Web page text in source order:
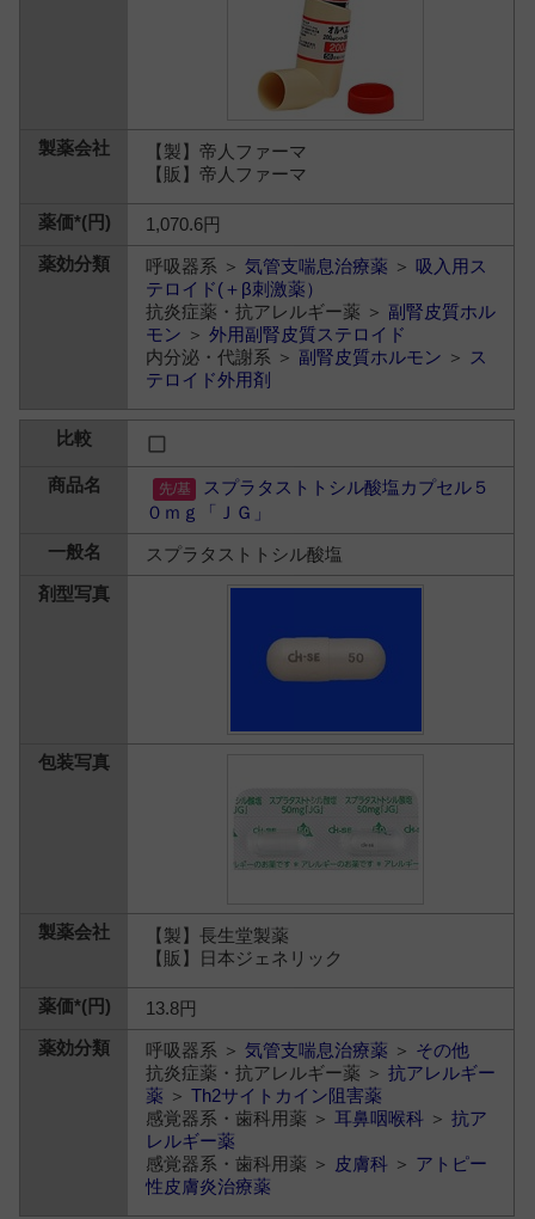
【製】帝人ファーマ
【販】帝人ファーマ
1,070.6円
呼吸器系 ＞気管支喘息治療薬 ＞吸入用ス
テロイド(＋β刺激薬）
抗炎症薬・抗アレルギー薬 ＞ 副腎皮質ホル
モン ＞外用副腎皮質ステロイド
内分泌・代謝系 ＞ 副腎皮質ホルモン ＞ ス
テロイド外用剤
スプラタストトシル酸塩カプセル５
０ｍｇ「ＪＧ」
スプラタストトシル酸塩
【製】長生堂製薬
【販】日本ジェネリック
13.8円
呼吸器系 ＞気管支喘息治療薬 ＞ その他
抗炎症薬・抗アレルギー薬 ＞抗アレルギー
薬 ＞Th2サイトカイン阻害薬
感覚器系・歯科用薬 ＞耳鼻咽喉科 ＞抗ア
レルギー薬
感覚器系・歯科用薬 ＞ 皮膚科 ＞ アトピー
性皮膚炎治療薬